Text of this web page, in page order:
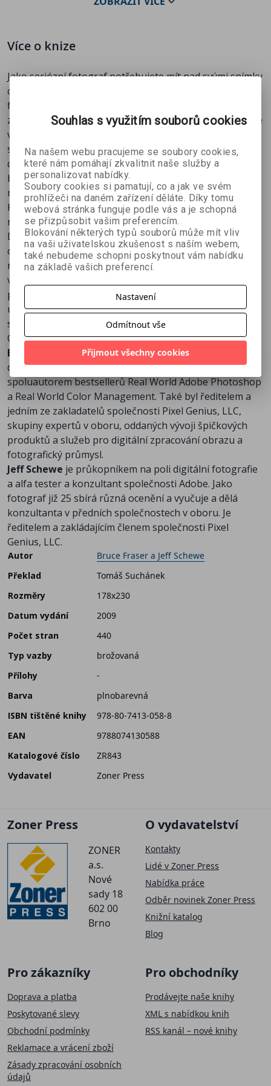
podrobně se zabývá různými RAW formáty, včetně
Více o knize
Jako seriózní fotograf potřebujete mít nad svými snímky
co největší kontrolu. Když využijete výhod, které přináší
formát RAW a modul Camera Raw ve Photoshopu CS4,
získáte přesnou kontrolu nad parametry snímku, jako je
vyvážení bílé, tonalita, barevný prostor, kontrast a
sytost. Tato obsáhlá kniha od proslulého odborníka na
digitální fotografii a autora bestsellerů Bruce Frasera,
byla aktualizována pro Photoshop CS4 a Camera Raw 5
mezinárodně uznávaným fotografem Jeffem Schewem.
Kniha vás provede modulem Camera Raw skrz naskrz a
nabídne vám praktické rady pro práci s RAW snímky.
Dále jednoduchým a poutavým stylem vysvětluje, jak
ovládat modul Camera Raw spuštěný z Photoshopu
nebo z Bridge, popisuje profesionální techniky pro
vybudování pracovního postupu a automatizaci úloh a
podrobně se zabývá různými RAW formáty, včetně
univerzálního digitálního negativu DNG, vyvinutého
společností Adobe.
O autorech
Bruce Fraser
byl světově uznávanou autoritou v oblasti
digitální fotografie a reprodukce barevných snímků. Byl
spoluautorem bestsellerů Real World Adobe Photoshop
a Real World Color Management. Také byl ředitelem a
jedním ze zakladatelů společnosti Pixel Genius, LLC,
skupiny expertů v oboru, oddaných vývoji špičkových
produktů a služeb pro digitální zpracování obrazu a
fotografický průmysl.
Jeff Schewe je průkopníkem na poli digitální fotografie
a alfa tester a konzultant společnosti Adobe. Jako
fotograf již 25 sbírá různá ocenění a vyučuje a dělá
konzultanta v předních společnostech v oboru. Je
ředitelem a zakládajícím členem společnosti Pixel
Genius, LLC.
Autor
Bruce Fraser a Jeff Schewe
Překlad
Tomáš Suchánek
Rozměry
178x230
Datum vydání
2009
Počet stran
440
Typ vazby
brožovaná
Přílohy
-
Barva
plnobarevná
ISBN tištěné knihy
978-80-7413-058-8
EAN
9788074130588
Katalogové číslo
ZR843
Vydavatel
Zoner Press
Zoner Press
ZONER
a.s.
Nové
sady 18
602 00
Brno
O vydavatelství
Kontakty
Lidé v Zoner Press
Nabídka práce
Odběr novinek Zoner Press
Knižní katalog
Blog
Pro zákazníky
Doprava a platba
Poskytované slevy
Obchodní podmínky
Reklamace a vrácení zboží
Zásady zpracování osobních
údajů
Pro obchodníky
Prodávejte naše knihy
XML s nabídkou knih
RSS kanál – nové knihy
Souhlas s využitím souborů cookies
Na našem webu pracujeme se soubory cookies,
které nám pomáhají zkvalitnit naše služby a
personalizovat nabídky.
Soubory cookies si pamatují, co a jak ve svém
prohlížeči na daném zařízení děláte. Díky tomu
webová stránka funguje podle vás a je schopná
se přizpůsobit vašim preferencím.
Blokování některých typů souborů může mít vliv
na vaši uživatelskou zkušenost s naším webem,
také nebudeme schopni poskytnout vám nabídku
na základě vašich preferencí.
Nastavení
Odmítnout vše
Přijmout všechny cookies